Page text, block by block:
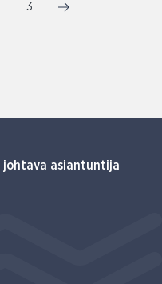
3
johtava asiantuntija
linkki)